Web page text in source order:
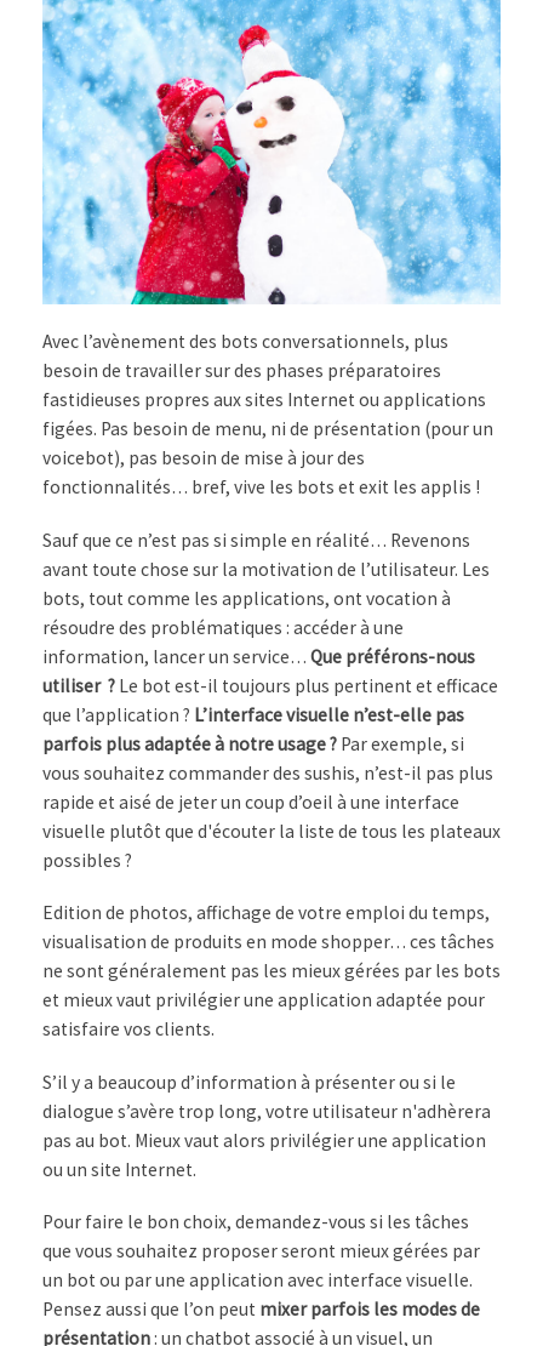
Avec l’avènement des bots conversationnels, plus
besoin de travailler sur des phases préparatoires
fastidieuses propres aux sites Internet ou applications
figées. Pas besoin de menu, ni de présentation (pour un
voicebot), pas besoin de mise à jour des
fonctionnalités… bref, vive les bots et exit les applis !
Sauf que ce n’est pas si simple en réalité… Revenons
avant toute chose sur la motivation de l’utilisateur. Les
bots, tout comme les applications, ont vocation à
résoudre des problématiques : accéder à une
information, lancer un service… Que préférons-nous
utiliser ? Le bot est-il toujours plus pertinent et efficace
que l’application ? L’interface visuelle n’est-elle pas
parfois plus adaptée à notre usage ? Par exemple, si
vous souhaitez commander des sushis, n’est-il pas plus
rapide et aisé de jeter un coup d’oeil à une interface
visuelle plutôt que d'écouter la liste de tous les plateaux
possibles ?
Edition de photos, affichage de votre emploi du temps,
visualisation de produits en mode shopper… ces tâches
ne sont généralement pas les mieux gérées par les bots
et mieux vaut privilégier une application adaptée pour
satisfaire vos clients.
S’il y a beaucoup d’information à présenter ou si le
dialogue s’avère trop long, votre utilisateur n'adhèrera
pas au bot. Mieux vaut alors privilégier une application
ou un site Internet.
Pour faire le bon choix, demandez-vous si les tâches
que vous souhaitez proposer seront mieux gérées par
un bot ou par une application avec interface visuelle.
Pensez aussi que l’on peut mixer parfois les modes de
présentation : un chatbot associé à un visuel, un